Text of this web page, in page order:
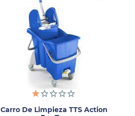
Carro De Limpieza TTS Action